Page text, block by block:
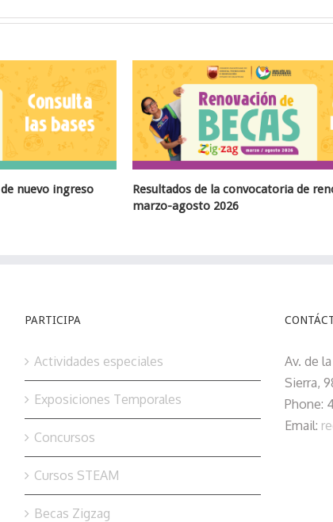
Resultados de la convocatoria de renovación
PARTICIPA
Actividades especiales
Exposiciones Temporales
Concursos
Cursos STEAM
Becas Zigzag
Av. de
Sierra,
Phone:
Email: